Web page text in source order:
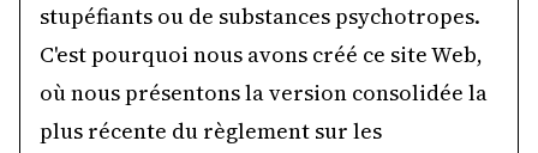
stupéfiants ou de substances psychotropes.
C'est pourquoi nous avons créé ce site Web,
où nous présentons la version consolidée la
plus récente du règlement sur les